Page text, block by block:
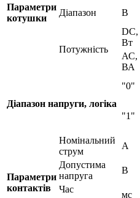
Параметри
котушки
Діапазон В
Потужність
DC,
Вт
АС,
ВА
Діапазон напруги, логіка
"0"
"1"
Параметри
контактів
Номінальний
струм
А
Допустима
напруга
В
Час
мс